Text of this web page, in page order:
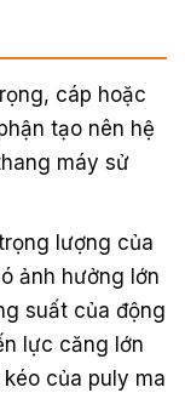
cáp hoặc
tạo nên hệ
máy sử
lượng của
ảnh hưởng lớn
suất của động
lực căng lớn
của puly ma